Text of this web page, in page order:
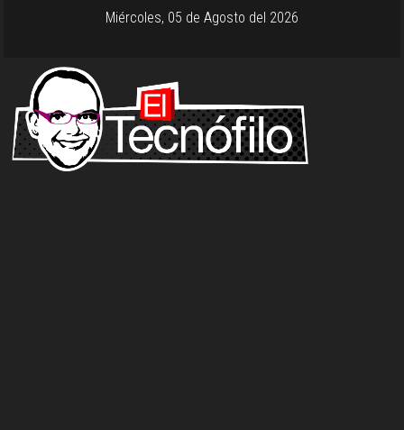
Miércoles, 05 de Agosto del 2026